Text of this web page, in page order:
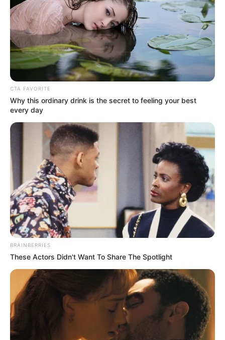
CTA FAVORITE
Why this ordinary drink is the secret to feeling your best
every day
BRAINBERRIES
These Actors Didn't Want To Share The Spotlight